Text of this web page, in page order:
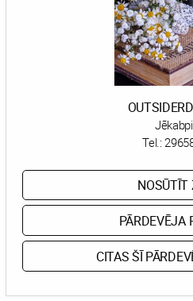
Tel.:
NOSŪTĪT
PĀRDEVĒJA
CITAS ŠĪ